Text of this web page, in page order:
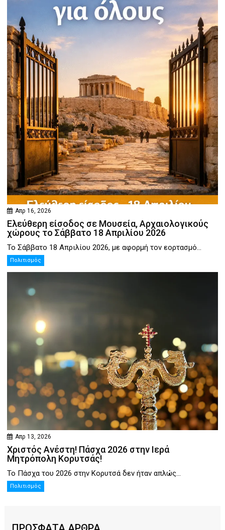
Απρ 16, 2026
Ελεύθερη είσοδος σε Μουσεία, Αρχαιολογικούς
χώρους το Σάββατο 18 Απριλίου 2026
Το Σάββατο 18 Απριλίου 2026, με αφορμή τον εορτασμό...
Πολιτισμός
Απρ 13, 2026
Χριστός Ανέστη! Πάσχα 2026 στην Ιερά
Μητρόπολη Κορυτσάς!
Το Πάσχα του 2026 στην Κορυτσά δεν ήταν απλώς...
Πολιτισμός